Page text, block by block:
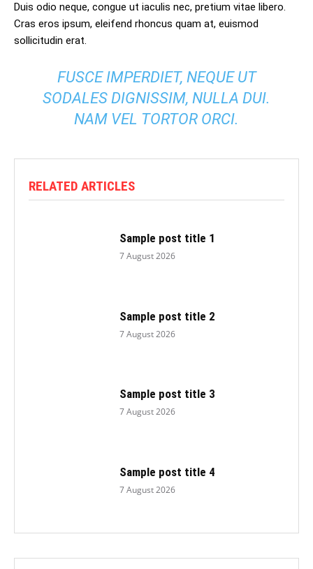
Duis odio neque, congue ut iaculis nec, pretium vitae libero.
Cras eros ipsum, eleifend rhoncus quam at, euismod
sollicitudin erat.
FUSCE IMPERDIET, NEQUE UT
SODALES DIGNISSIM, NULLA DUI.
NAM VEL TORTOR ORCI.
RELATED ARTICLES
Sample post title 1
7 August 2026
Sample post title 2
7 August 2026
Sample post title 3
7 August 2026
Sample post title 4
7 August 2026